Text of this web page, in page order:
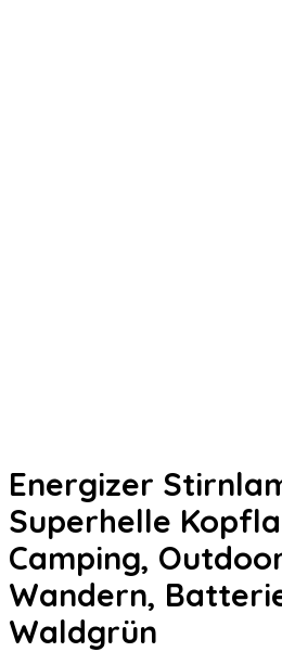
Energizer
Superhelle
Camping,
Wandern,
Waldgrün